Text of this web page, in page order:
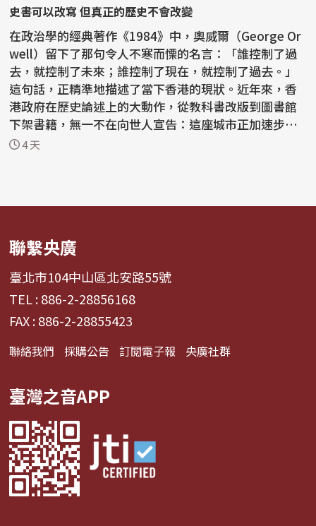
史書可以改寫 但真正的歷史不會改變
在政治學的經典著作《1984》中，奧威爾（George Or
well）留下了那句令人不寒而慄的名言：「誰控制了過
去，就控制了未來；誰控制了現在，就控制了過去。」
這句話，正精準地描述了當下香港的現狀。近年來，香
港政府在歷史論述上的大動作，從教科書改版到圖書館
下架書籍，無一不在向世人宣告：這座城市正加速步入
一種由...
4 天
聯繫央廣
臺北市104中山區北安路55號
TEL : 886-2-28856168
FAX : 886-2-28855423
聯絡我們 採購公告 訂閱電子報 央廣社群
臺灣之音APP